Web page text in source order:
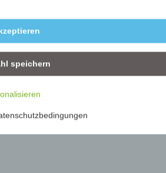
einer betroffenen Person, erfolgt
und in Übereinstimmung
Datenschutzbestimmungen. Mittels
Unternehmen die Öffentlichkeit über
Ferner werden betroffene Personen mittels
zahlreiche technische und
um einen möglichst lückenlosen Schutz
personenbezogenen Daten
speichern